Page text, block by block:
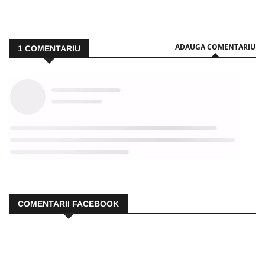
1 COMENTARIU ADAUGA COMENTARIU
COMENTARII FACEBOOK